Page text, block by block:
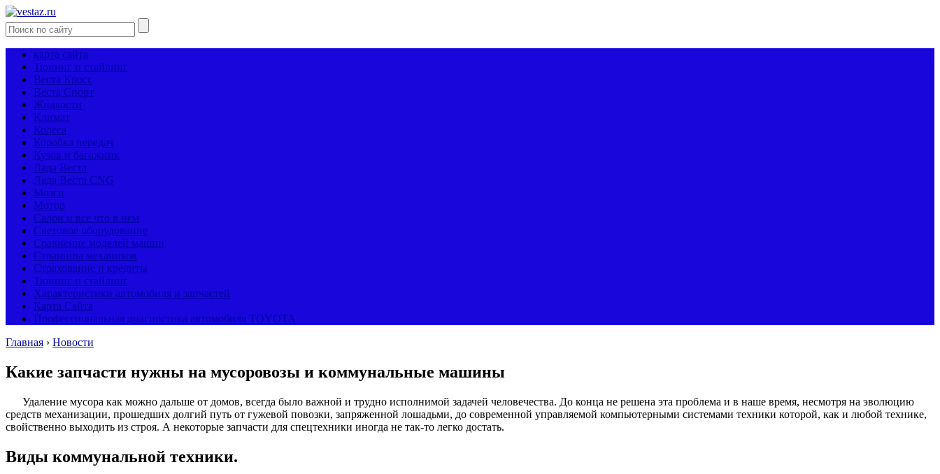
карта сайта
Тюнинг и стайлинг
Веста Кросс
Веста Спорт
Жидкости
Климат
Колеса
Коробка передач
Кузов и багажник
Лада Веста
Лада Веста CNG
Мозги
Мотор
Салон и все что в нем
Световое оборудование
Сравнение моделей машин
Страницы механиков
Страхование и кредиты
Тюнинг и стайлинг
Характеристики автомобиля и запчастей
Карта Сайта
Профессиональная диагностика автомобиля TOYOTA
Главная › Новости
Какие запчасти нужны на мусоровозы и коммунальные машины
Удаление мусора как можно дальше от домов, всегда было важной и трудно исполнимой задачей человечества. До конца не решена эта проблема и в наше время, несмотря на эволюцию
средств механизации, прошедших долгий путь от гужевой повозки, запряженной лошадьми, до современной управляемой компьютерными системами техники которой, как и любой технике,
свойственно выходить из строя. А некоторые запчасти для спецтехники иногда не так-то легко достать.
Виды коммунальной техники.